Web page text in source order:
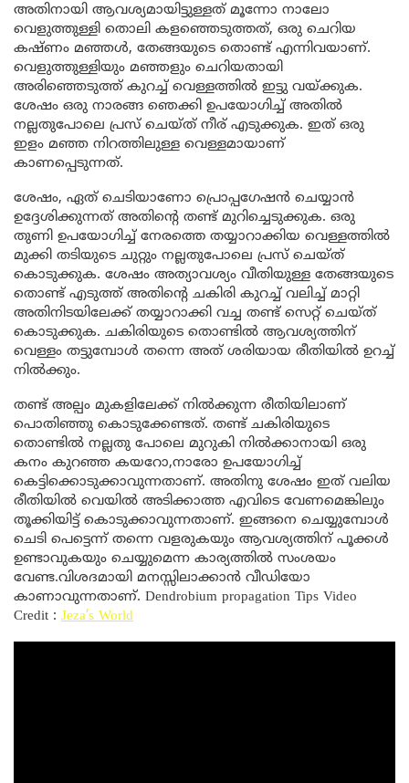
അതിനായി ആവശ്യമായിട്ടുള്ളത് മൂന്നോ നാലോ
വെളുത്തുള്ളി തൊലി കളഞ്ഞെടുത്തത്, ഒരു ചെറിയ
കഷ്ണം മഞ്ഞൾ, തേങ്ങയുടെ തൊണ്ട് എന്നിവയാണ്.
വെളുത്തുള്ളിയും മഞ്ഞളും ചെറിയതായി
അരിഞ്ഞെടുത്ത് കുറച്ച് വെള്ളത്തിൽ ഇട്ടു വയ്ക്കുക.
ശേഷം ഒരു നാരങ്ങ ഞെക്കി ഉപയോഗിച്ച് അതിൽ
നല്ലതുപോലെ പ്രസ് ചെയ്ത് നീര് എടുക്കുക. ഇത് ഒരു
ഇളം മഞ്ഞ നിറത്തിലുള്ള വെള്ളമായാണ്
കാണപ്പെടുന്നത്.
ശേഷം, ഏത് ചെടിയാണോ പ്രൊപ്പഗേഷൻ ചെയ്യാൻ
ഉദ്ദേശിക്കുന്നത് അതിന്റെ തണ്ട് മുറിച്ചെടുക്കുക. ഒരു
തുണി ഉപയോഗിച്ച് നേരത്തെ തയ്യാറാക്കിയ വെള്ളത്തിൽ
മുക്കി തടിയുടെ ചുറ്റും നല്ലതുപോലെ പ്രസ് ചെയ്ത്
കൊടുക്കുക. ശേഷം അത്യാവശ്യം വീതിയുള്ള തേങ്ങയുടെ
തൊണ്ട് എടുത്ത് അതിന്റെ ചകിരി കുറച്ച് വലിച്ച് മാറ്റി
അതിനിടയിലേക്ക് തയ്യാറാക്കി വച്ച തണ്ട് സെറ്റ് ചെയ്ത്
കൊടുക്കുക. ചകിരിയുടെ തൊണ്ടിൽ ആവശ്യത്തിന്
വെള്ളം തട്ടുമ്പോൾ തന്നെ അത് ശരിയായ രീതിയിൽ ഉറച്ച്
നിൽക്കും.
തണ്ട് അല്പം മുകളിലേക്ക് നിൽക്കുന്ന രീതിയിലാണ്
പൊതിഞ്ഞു കൊടുക്കേണ്ടത്. തണ്ട് ചകിരിയുടെ
തൊണ്ടിൽ നല്ലതു പോലെ മുറുകി നിൽക്കാനായി ഒരു
കനം കുറഞ്ഞ കയറോ,നാരോ ഉപയോഗിച്ച്
കെട്ടിക്കൊടുക്കാവുന്നതാണ്. അതിനു ശേഷം ഇത് വലിയ
രീതിയിൽ വെയിൽ അടിക്കാത്ത എവിടെ വേണമെങ്കിലും
തൂക്കിയിട്ട് കൊടുക്കാവുന്നതാണ്. ഇങ്ങനെ ചെയ്യുമ്പോൾ
ചെടി പെട്ടെന്ന് തന്നെ വളരുകയും ആവശ്യത്തിന് പൂക്കൾ
ഉണ്ടാവുകയും ചെയ്യുമെന്ന കാര്യത്തിൽ സംശയം
വേണ്ട.വിശദമായി മനസ്സിലാക്കാൻ വീഡിയോ
കാണാവുന്നതാണ്. Dendrobium propagation Tips Video
Credit : Jeza’s World